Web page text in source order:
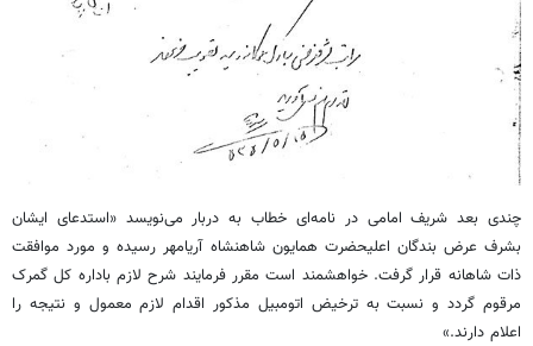
چندی بعد شریف امامی در نامه‌ای خطاب به دربار می‌نویسد «استدعای ایشان
بشرف عرض بندگان اعلیحضرت همایون شاهنشاه آریامهر رسیده و مورد موافقت
ذات شاهانه قرار گرفت. خواهشمند است مقرر فرمایند شرح لازم باداره کل گمرک
مرقوم گردد و نسبت به ترخیض اتومبیل مذکور اقدام لازم معمول و نتیجه را
اعلام دارند.»